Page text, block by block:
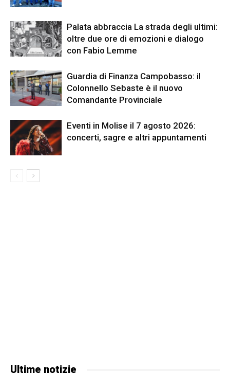
Palata abbraccia La strada degli ultimi:
oltre due ore di emozioni e dialogo
con Fabio Lemme
Guardia di Finanza Campobasso: il
Colonnello Sebaste è il nuovo
Comandante Provinciale
Eventi in Molise il 7 agosto 2026:
concerti, sagre e altri appuntamenti
Ultime notizie